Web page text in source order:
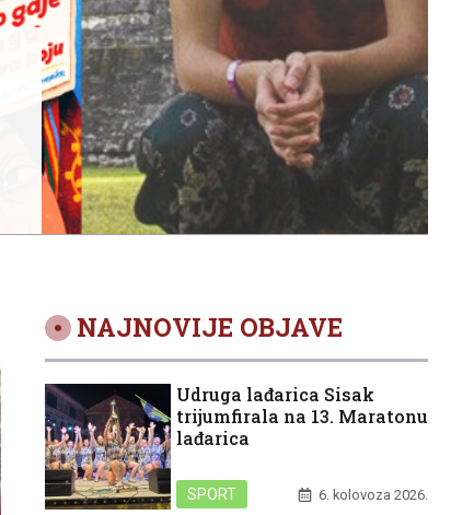
NAJNOVIJE OBJAVE
Udruga lađarica Sisak
trijumfirala na 13. Maratonu
lađarica
SPORT 6. kolovoza 2026.